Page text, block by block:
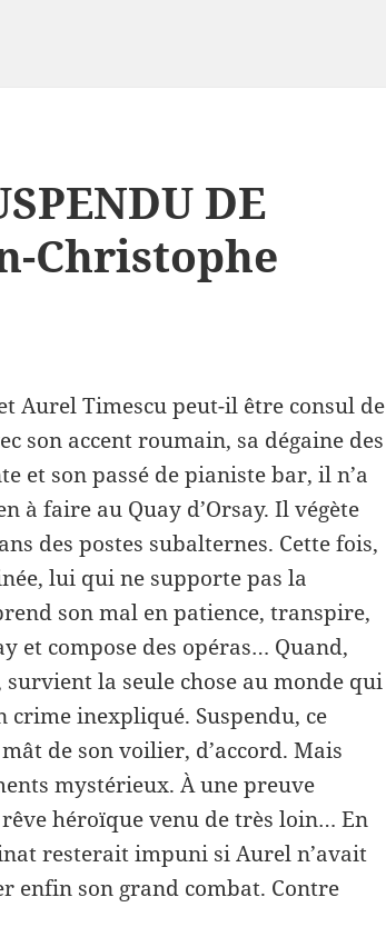
DE
Christophe
Aurel Timescu peut-il être consul de
son accent roumain, sa dégaine des
et son passé de pianiste bar, il n’a
à faire au Quay d’Orsay. Il végète
des postes subalternes. Cette fois,
lui qui ne supporte pas la
son mal en patience, transpire,
et compose des opéras… Quand,
survient la seule chose au monde qui
crime inexpliqué. Suspendu, ce
de son voilier, d’accord. Mais
mystérieux. À une preuve
héroïque venu de très loin… En
resterait impuni si Aurel n’avait
enfin son grand combat. Contre